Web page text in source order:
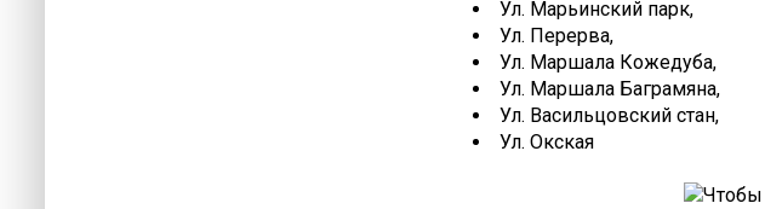
Ул. Марьинский парк,
Ул. Перерва,
Ул. Маршала Кожедуба,
Ул. Маршала Баграмяна,
Ул. Васильцовский стан,
Ул. Окская